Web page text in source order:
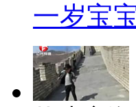
一岁宝